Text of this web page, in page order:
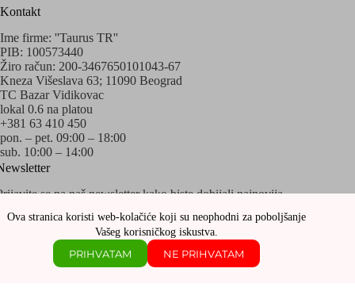
Ova stranica koristi web-kolačiće koji su neophodni za poboljšanje
Vašeg korisničkog iskustva.
PRIHVATAM NE PRIHVATAM
Kontakt
Ime firme: ''Taurus TR''
PIB: 100573440
Žiro račun: 200-3467650101043-67
Kneza Višeslava 63; 11090 Beograd
TC Bazar Vidikovac
lokal 0.6 na platou
+381 63 410 450
pon. – pet. 09:00 – 18:00
sub. 10:00 – 14:00
se na naš newsletter kako biste dobijali najnovija